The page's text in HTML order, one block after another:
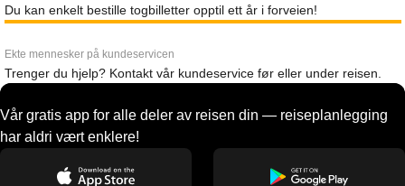
Du kan enkelt bestille togbilletter opptil ett år i forveien!
Ekte mennesker på kundeservicen
Trenger du hjelp? Kontakt vår kundeservice før eller under reisen.
Vår gratis app for alle deler av reisen din — reiseplanlegging
har aldri vært enklere!